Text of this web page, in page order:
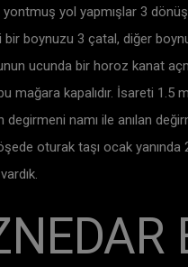
yontmuş yol yapmışlar 3
boynuzu 3 çatal, diğer
ucunda bir horoz kanat
mağara kapalıdır. İsareti 1.5
namı ile anılan
oturak taşı ocak